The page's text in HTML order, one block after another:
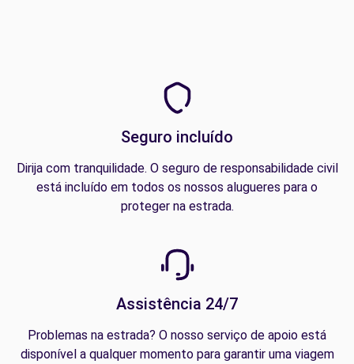
Seguro incluído
Dirija com tranquilidade. O seguro de responsabilidade civil
está incluído em todos os nossos alugueres para o
proteger na estrada.
Assistência 24/7
Problemas na estrada? O nosso serviço de apoio está
disponível a qualquer momento para garantir uma viagem